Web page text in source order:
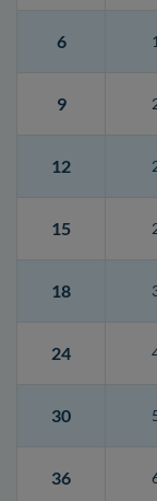
6
9
12
15
18
24
30
36